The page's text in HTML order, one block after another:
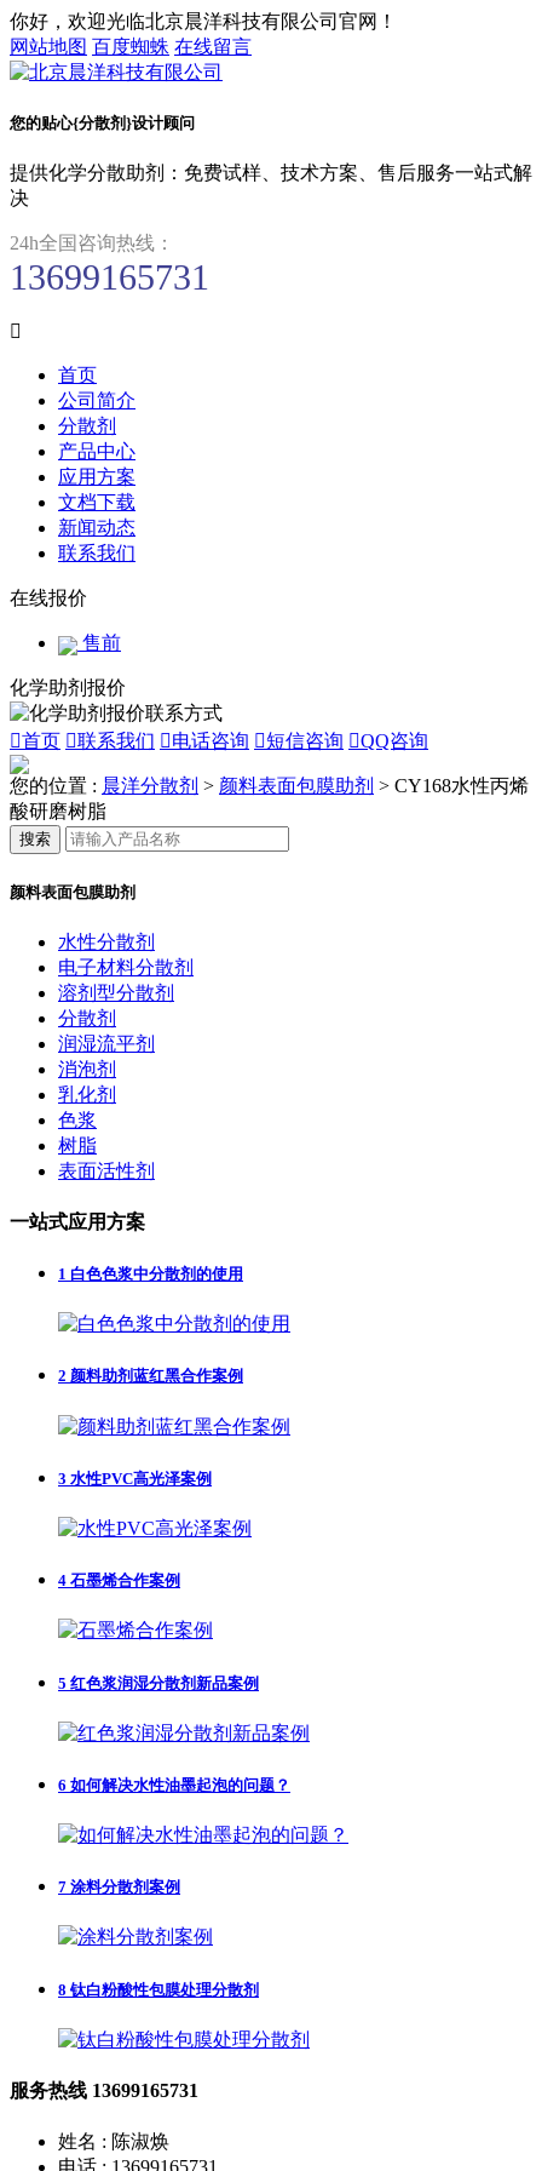
你好，欢迎光临北京晨洋科技有限公司官网！
网站地图 百度蜘蛛 在线留言
您的贴心{分散剂}设计顾问
提供化学分散助剂：免费试样、技术方案、售后服务一站式解
决
24h全国咨询热线：
13699165731

首页
公司简介
分散剂
产品中心
应用方案
文档下载
新闻动态
联系我们
在线报价
售前
化学助剂报价
首页 联系我们 电话咨询 短信咨询 QQ咨询
您的位置 : 晨洋分散剂 > 颜料表面包膜助剂 > CY168水性丙烯
酸研磨树脂
搜索
颜料表面包膜助剂
水性分散剂
电子材料分散剂
溶剂型分散剂
分散剂
润湿流平剂
消泡剂
乳化剂
色浆
树脂
表面活性剂
一站式应用方案
1 白色色浆中分散剂的使用
2 颜料助剂蓝红黑合作案例
3 水性PVC高光泽案例
4 石墨烯合作案例
5 红色浆润湿分散剂新品案例
6 如何解决水性油墨起泡的问题？
7 涂料分散剂案例
8 钛白粉酸性包膜处理分散剂
服务热线 13699165731
姓名 : 陈淑焕